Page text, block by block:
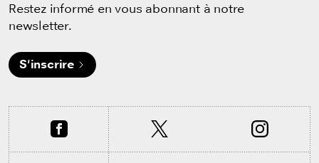
Restez informé en vous abonnant à notre
newsletter.
S'inscrire